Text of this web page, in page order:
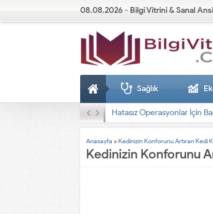
08.08.2026 - Bilgi Vitrini & Sanal
Sağlık
Dizel Jeneratörler
Anasayfa »Kedinizin Konforunu Artıran Kedi
Kedinizin Konforunu